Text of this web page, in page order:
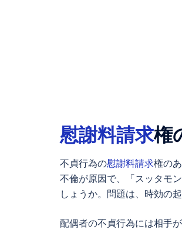
慰謝料請求権
不貞行為の慰謝料請求権の
不倫が原因で、「スッタモ
しょうか。問題は、時効の
配偶者の不貞行為には相手